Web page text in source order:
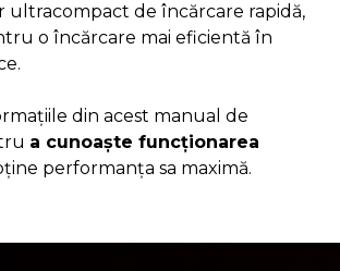
ultracompact de încărcare rapidă,
o încărcare mai eficientă în
din acest manual de
a cunoaște funcționarea
performanța sa maximă.